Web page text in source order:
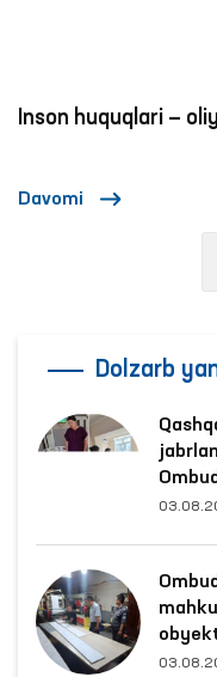
Inson huquqlari —
Davomi
Dolzarb